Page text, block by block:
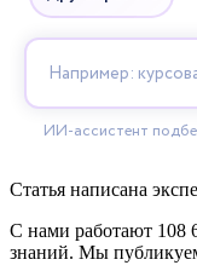
Статья написана
С нами работают 108
знаний. Мы